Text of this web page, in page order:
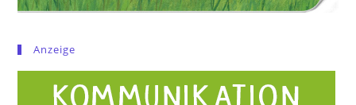
Anzeige